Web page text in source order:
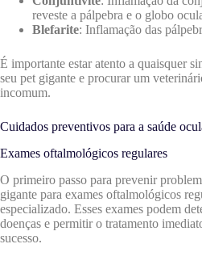
reveste a pálpebra e o globo
Blefarite: Inflamação das
É importante estar atento a quaisquer
seu pet gigante e procurar um
incomum.
Cuidados preventivos para a saúde
Exames oftalmológicos regulares
O primeiro passo para prevenir
gigante para exames oftalmológicos
especializado. Esses exames podem
doenças e permitir o tratamento
sucesso.